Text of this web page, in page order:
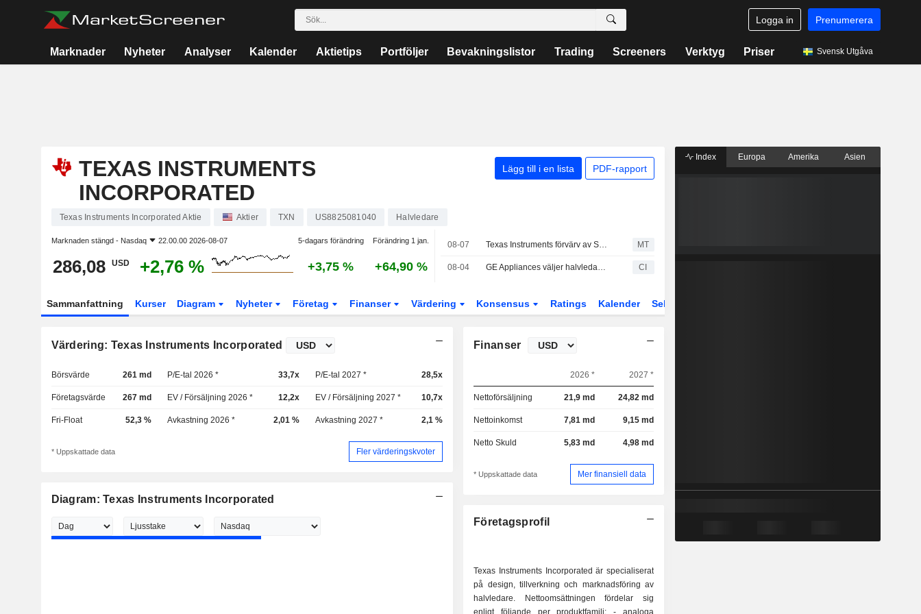
Logga in Prenumerera
Marknader Nyheter Analyser Kalender Aktietips Portföljer Bevakningslistor Trading Screeners Verktyg Priser Svensk Utgåva
TEXAS INSTRUMENTS
INCORPORATED
Lägg till i en lista PDF-rapport
Texas Instruments Incorporated Aktie Aktier TXN US8825081040 Halvledare
Marknaden stängd - Nasdaq 22.00.00 2026-08-07 5-dagars förändring Förändring 1 jan.
286,08 USD +2,76 % +3,75 % +64,90 %
08-07 Texas Instruments förvärv av Silicon Laboratories godkänns av Singapores tillsynsmyndighet MT
08-04 GE Appliances väljer halvledare från Texas Instruments för nästa generations uppkopplade vitvaror tillverkade i USA CI
Sammanfattning Kurser Diagram Nyheter Företag Finanser Värdering Konsensus Ratings Kalender Sektor
Värdering: Texas Instruments Incorporated
Börsvärde 261 md P/E-tal 2026 * 33,7x P/E-tal 2027 * 28,5x
Företagsvärde 267 md EV / Försäljning 2026 * 12,2x EV / Försäljning 2027 * 10,7x
Fri-Float 52,3 % Avkastning 2026 * 2,01 % Avkastning 2027 * 2,1 %
* Uppskattade data Fler värderingskvoter
Diagram: Texas Instruments Incorporated
Finanser
2026 * 2027 *
Nettoförsäljning 21,9 md 24,82 md
Nettoinkomst 7,81 md 9,15 md
Netto Skuld 5,83 md 4,98 md
* Uppskattade data Mer finansiell data
Företagsprofil
Texas Instruments Incorporated är specialiserat
på design, tillverkning och marknadsföring av
halvledare. Nettoomsättningen fördelar sig
enligt följande per produktfamilj: - analoga
Index Europa Amerika Asien